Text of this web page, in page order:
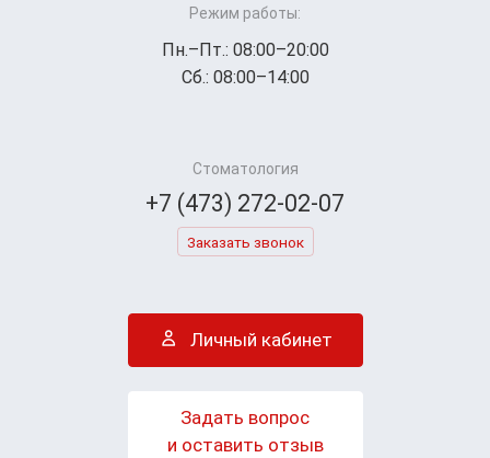
Режим работы:
Пн.–Пт.: 08:00–20:00
Сб.: 08:00–14:00
Стоматология
+7 (473) 272-02-07
Заказать звонок
Личный кабинет
Задать вопрос
и оставить отзыв